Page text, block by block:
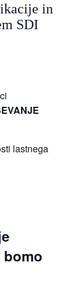
in
SDI
lastnega